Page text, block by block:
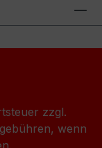
zzgl.
wenn